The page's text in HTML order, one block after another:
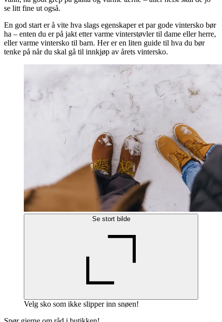
se litt fine ut også.
En god start er å vite hva slags egenskaper et par gode vintersko bør
ha – enten du er på jakt etter varme vinterstøvler til dame eller herre,
eller varme vintersko til barn. Her er en liten guide til hva du bør
tenke på når du skal gå til innkjøp av årets vintersko.
Se stort bilde
Velg sko som ikke slipper inn snøen!